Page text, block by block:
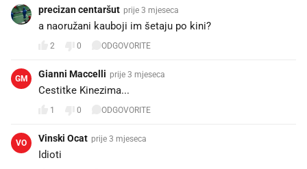
precizan centaršut prije 3 mjeseca
a naoružani kauboji im šetaju po kini?
2 0 ODGOVORITE
GM Gianni Maccelli prije 3 mjeseca
Cestitke Kinezima...
1 0 ODGOVORITE
VO Vinski Ocat prije 3 mjeseca
Idioti